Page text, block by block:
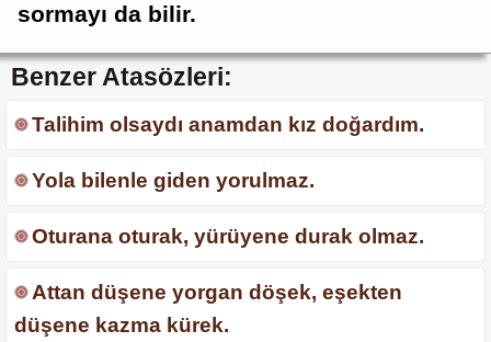
sormayı da bilir.
Benzer Atasözleri:
Talihim olsaydı anamdan kız doğardım.
Yola bilenle giden yorulmaz.
Oturana oturak, yürüyene durak olmaz.
Attan düşene yorgan döşek, eşekten
düşene kazma kürek.